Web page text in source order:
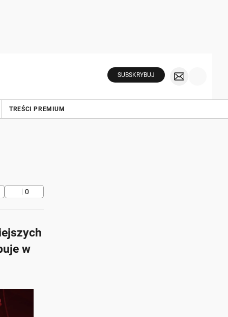
SUBSKRYBUJ
TREŚCI PREMIUM
0
w